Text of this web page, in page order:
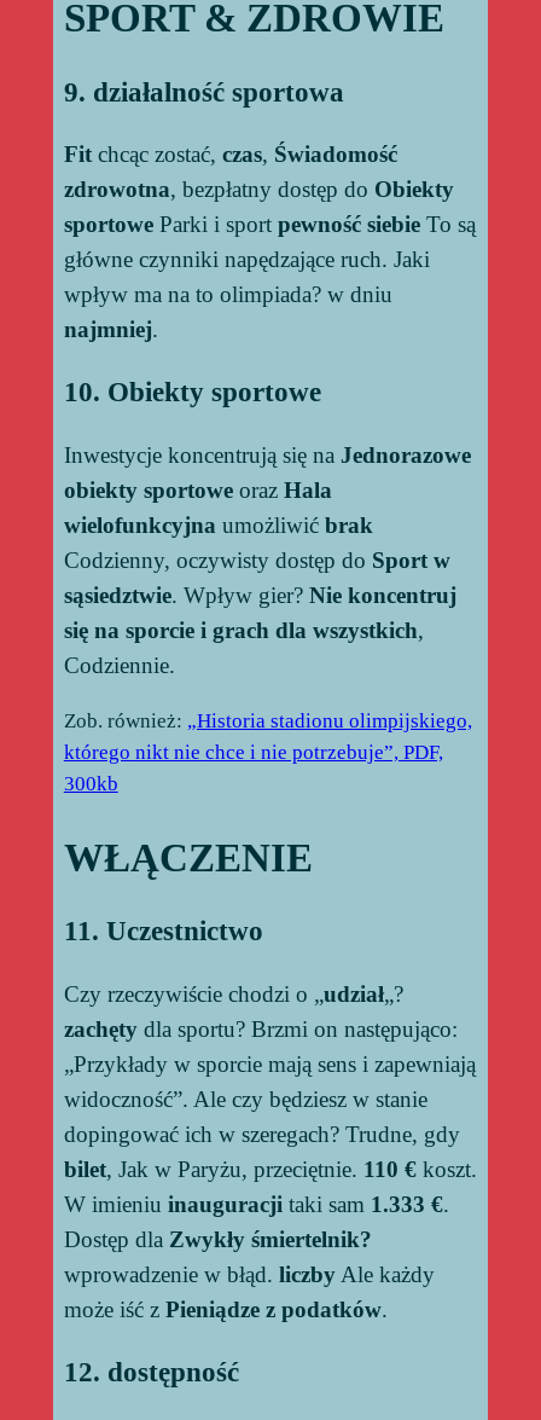
SPORT & ZDROWIE
9. działalność sportowa
Fitchcąc zostać, czas, Świadomość
zdrowotna, bezpłatny dostęp do Obiekty
sportoweParki i sport pewność siebieTo są
główne czynniki napędzające ruch. Jaki
wpływ ma na to olimpiada? w dniu
najmniej.
10. Obiekty sportowe
Inwestycje koncentrują się na Jednorazowe
obiekty sportoweoraz Hala
wielofunkcyjna umożliwić brak
Codzienny, oczywisty dostęp do Sport w
sąsiedztwie. Wpływ gier? Nie koncentruj
się na sporcie i grach dla wszystkich,
Codziennie.
Zob. również: „Historia stadionu olimpijskiego,
którego nikt nie chce i nie potrzebuje”, PDF,
300kb
WŁĄCZENIE
11. Uczestnictwo
Czy rzeczywiście chodzi o „udział„?
zachętydla sportu? Brzmi on następująco:
„Przykłady w sporcie mają sens i zapewniają
widoczność”. Ale czy będziesz w stanie
dopingować ich w szeregach? Trudne, gdy
bilet, Jak w Paryżu, przeciętnie. 110 €koszt.
W imieniu inauguracji taki sam 1.333 €.
Dostęp dla Zwykły śmiertelnik?
wprowadzenie w błąd. liczbyAle każdy
może iść z Pieniądze z podatków.
12. dostępność